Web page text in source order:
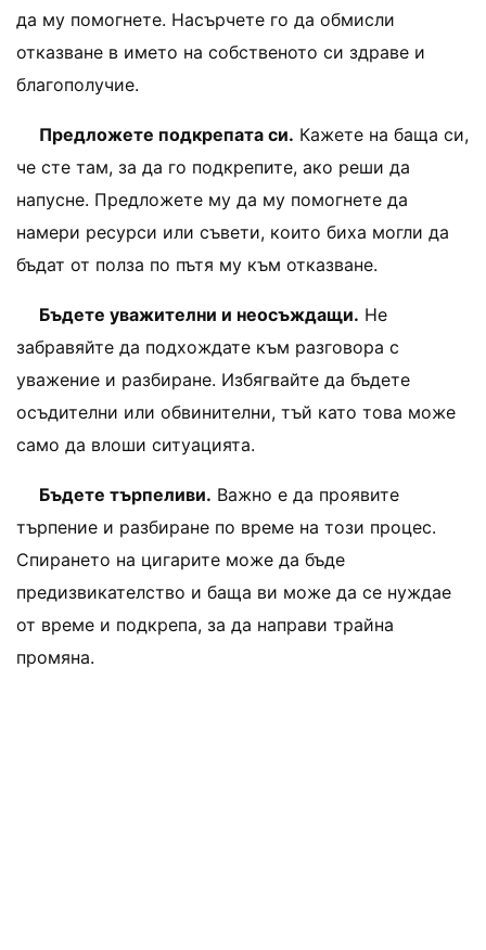
да му помогнете. Насърчете го да обмисли
отказване в името на собственото си здраве и
благополучие.
Предложете подкрепата си. Кажете на баща си,
че сте там, за да го подкрепите, ако реши да
напусне. Предложете му да му помогнете да
намери ресурси или съвети, които биха могли да
бъдат от полза по пътя му към отказване.
Бъдете уважителни и неосъждащи. Не
забравяйте да подхождате към разговора с
уважение и разбиране. Избягвайте да бъдете
осъдителни или обвинителни, тъй като това може
само да влоши ситуацията.
Бъдете търпеливи. Важно е да проявите
търпение и разбиране по време на този процес.
Спирането на цигарите може да бъде
предизвикателство и баща ви може да се нуждае
от време и подкрепа, за да направи трайна
промяна.